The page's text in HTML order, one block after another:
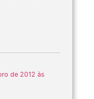
de 2012 às